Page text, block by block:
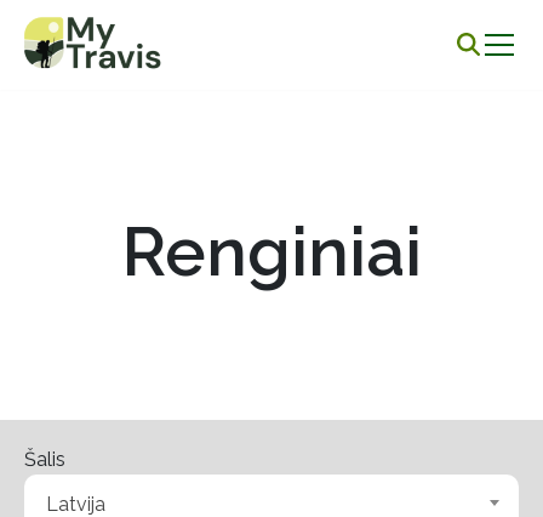
Renginiai
Šalis
Latvija